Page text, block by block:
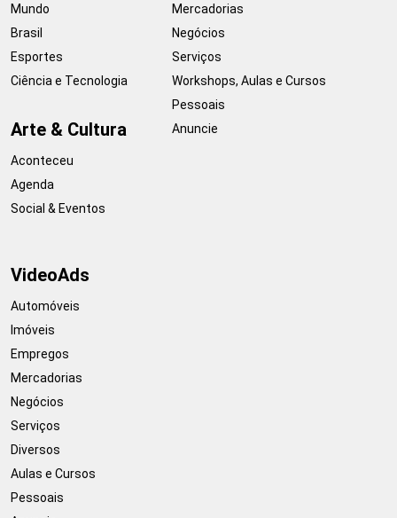
Mundo
Brasil
Esportes
Ciência e Tecnologia
Arte & Cultura
Aconteceu
Agenda
Social & Eventos
Mercadorias
Negócios
Serviços
Workshops, Aulas e Cursos
Pessoais
Anuncie
VideoAds
Automóveis
Imóveis
Empregos
Mercadorias
Negócios
Serviços
Diversos
Aulas e Cursos
Pessoais